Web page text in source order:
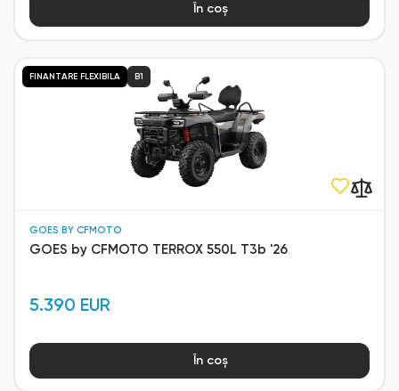
În coș
GOES BY CFMOTO
GOES by CFMOTO TERROX 550L T3b '26
5.390 EUR
FINANTARE FLEXIBILA B1
În coș